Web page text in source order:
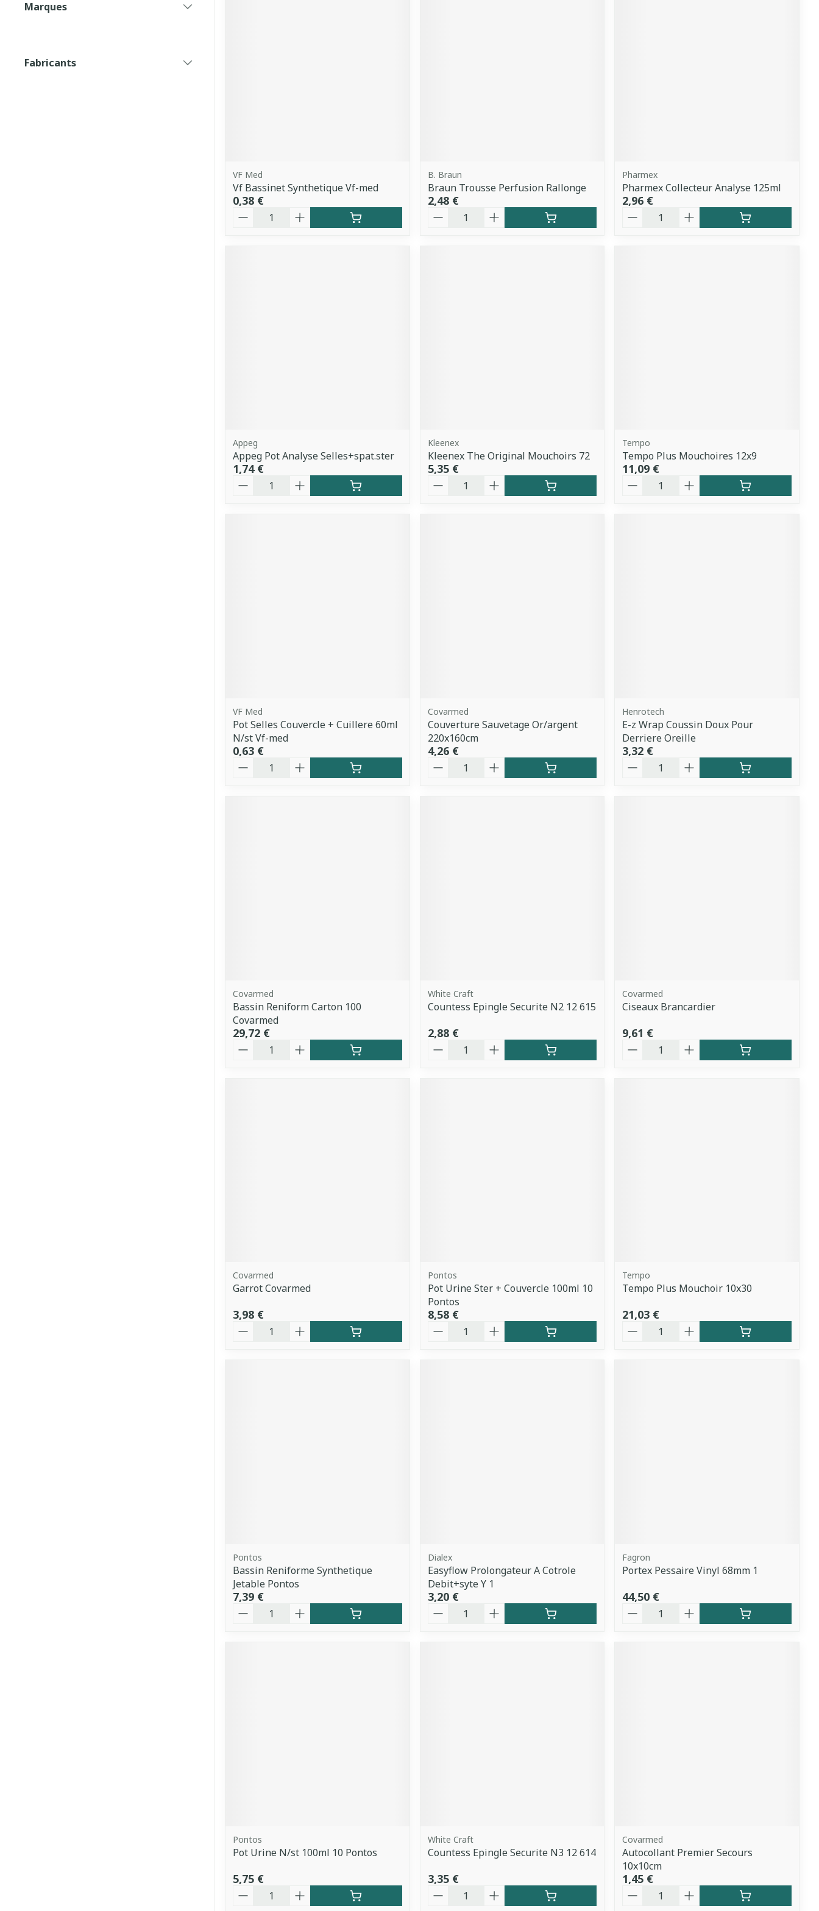
Marques
Fabricants
VF Med
Vf Bassinet Synthetique Vf-med
0,38 €
Quantité
B. Braun
Braun Trousse Perfusion Rallonge
2,48 €
Quantité
Pharmex
Pharmex Collecteur Analyse 125ml
2,96 €
Quantité
Appeg
Appeg Pot Analyse Selles+spat.ster
1,74 €
Quantité
Kleenex
Kleenex The Original Mouchoirs 72
5,35 €
Quantité
Tempo
Tempo Plus Mouchoires 12x9
11,09 €
Quantité
VF Med
Pot Selles Couvercle + Cuillere 60ml
N/st Vf-med
0,63 €
Quantité
Covarmed
Couverture Sauvetage Or/argent
220x160cm
4,26 €
Quantité
Henrotech
E-z Wrap Coussin Doux Pour
Derriere Oreille
3,32 €
Quantité
Covarmed
Bassin Reniform Carton 100
Covarmed
29,72 €
Quantité
White Craft
Countess Epingle Securite N2 12 615
2,88 €
Quantité
Covarmed
Ciseaux Brancardier
9,61 €
Quantité
Covarmed
Garrot Covarmed
3,98 €
Quantité
Pontos
Pot Urine Ster + Couvercle 100ml 10
Pontos
8,58 €
Quantité
Tempo
Tempo Plus Mouchoir 10x30
21,03 €
Quantité
Pontos
Bassin Reniforme Synthetique
Jetable Pontos
7,39 €
Quantité
Dialex
Easyflow Prolongateur A Cotrole
Debit+syte Y 1
3,20 €
Quantité
Fagron
Portex Pessaire Vinyl 68mm 1
44,50 €
Quantité
Pontos
Pot Urine N/st 100ml 10 Pontos
5,75 €
Quantité
White Craft
Countess Epingle Securite N3 12 614
3,35 €
Quantité
Covarmed
Autocollant Premier Secours
10x10cm
1,45 €
Quantité